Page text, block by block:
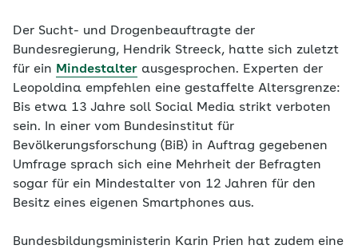
Der Sucht- und Drogenbeauftragte der
Bundesregierung, Hendrik Streeck, hatte sich zuletzt
für ein Mindestalter ausgesprochen. Experten der
Leopoldina empfehlen eine gestaffelte Altersgrenze:
Bis etwa 13 Jahre soll Social Media strikt verboten
sein. In einer vom Bundesinstitut für
Bevölkerungsforschung (BiB) in Auftrag gegebenen
Umfrage sprach sich eine Mehrheit der Befragten
sogar für ein Mindestalter von 12 Jahren für den
Besitz eines eigenen Smartphones aus.
Bundesbildungsministerin Karin Prien hat zudem eine